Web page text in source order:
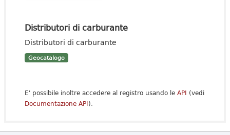
Distributori di carburante
Distributori di carburante
Geocatalogo
E' possibile inoltre accedere al registro usando le API (vedi
Documentazione API).